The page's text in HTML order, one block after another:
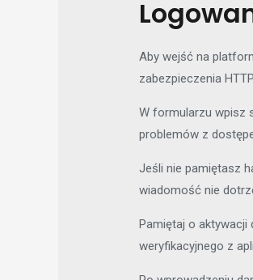
Aby wejść na
zabezpieczenia
W formularzu wpisz
problemów z
Jeśli nie pamiętasz
wiadomość nie
Pamiętaj o aktywacji
weryfikacyjnego z